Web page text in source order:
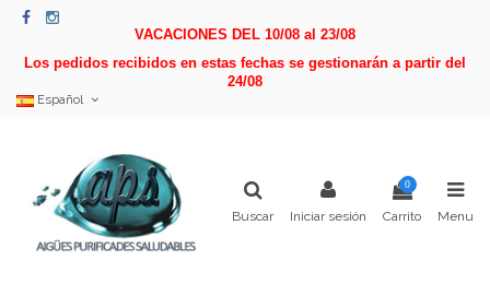
VACACIONES DEL 10/08 al 23/08
Los pedidos recibidos en estas fechas se gestionarán a partir del
24/08
Español
Buscar Iniciar sesión
0
Carrito Menu